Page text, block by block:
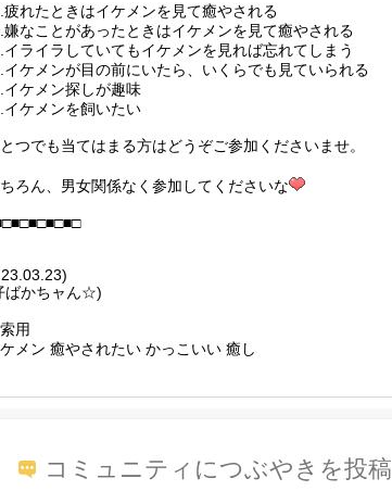
疲れたときはイケメンを見て癒やされる
嫌なことがあったときはイケメンを見て癒やされる
イライラしていてもイケメンを見れば忘れてしまう
イケメンが目の前にいたら、いくらでも見ていられる
イケメン探しが趣味
イケメンを飼いたい
つでも当てはまる方はどうぞご参加くださいませ。
ろん、男女関係なく参加してくださいな
ばかちャん☆)
用
メン 癒やされたい かっこいい 癒し
コミュニティにつぶやきを投稿